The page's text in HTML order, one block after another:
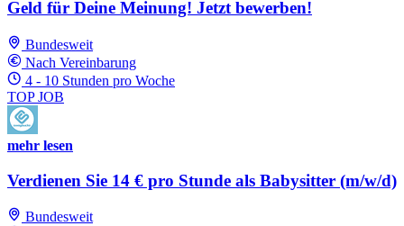
Geld für Deine Meinung! Jetzt bewerben!
Bundesweit
Nach Vereinbarung
4 - 10 Stunden pro Woche
TOP JOB
mehr lesen
Verdienen Sie 14 € pro Stunde als Babysitter (m/w/d)
Bundesweit